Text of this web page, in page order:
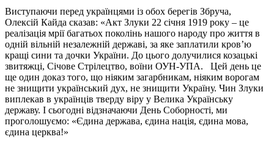
Виступаючи перед українцями із обох берегів Збруча,
Олексій Кайда сказав: «Акт Злуки 22 січня 1919 року – це
реалізація мрії багатьох поколінь нашого народу про життя в
одній вільній незалежній державі, за яке заплатили кров’ю
кращі сини та дочки України. До цього долучилися козацькі
звитяжці, Січове Стрілецтво, воїни ОУН-УПА. Цей день це
ще один доказ того, що ніяким загарбникам, ніяким ворогам
не знищити український дух, не знищити Україну. Чин Злуки
виплекав в українців тверду віру у Велика Українську
державу. І сьогодні відзначаючи День Соборності, ми
проголошуємо: «Єдина держава, єдина нація, єдина мова,
єдина церква!»